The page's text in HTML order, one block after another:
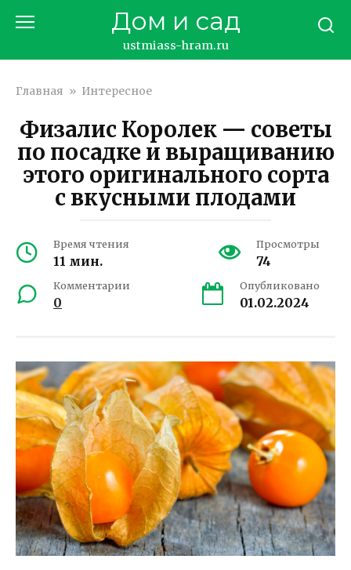
Дом и сад
ustmiass-hram.ru
Главная » Интересное
Физалис Королек — советы
по посадке и выращиванию
этого оригинального сорта
с вкусными плодами
Время чтения
11 мин.
Просмотры
74
Комментарии
0
Опубликовано
01.02.2024